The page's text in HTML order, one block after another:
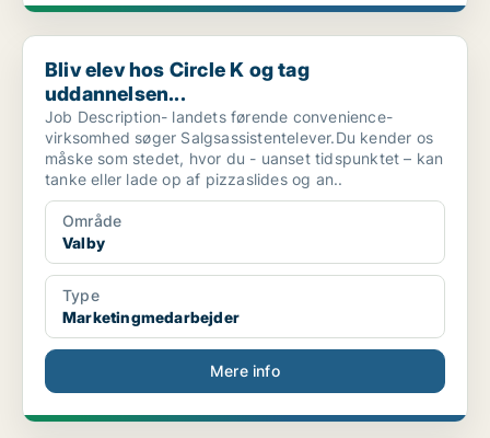
Bliv elev hos Circle K og tag uddannelsen...
Bliv elev hos Circle K og tag
uddannelsen...
Job Description- landets førende convenience-
virksomhed søger Salgsassistentelever.Du kender os
måske som stedet, hvor du - uanset tidspunktet – kan
tanke eller lade op af pizzaslides og an..
Område
Valby
Type
Marketingmedarbejder
Mere info